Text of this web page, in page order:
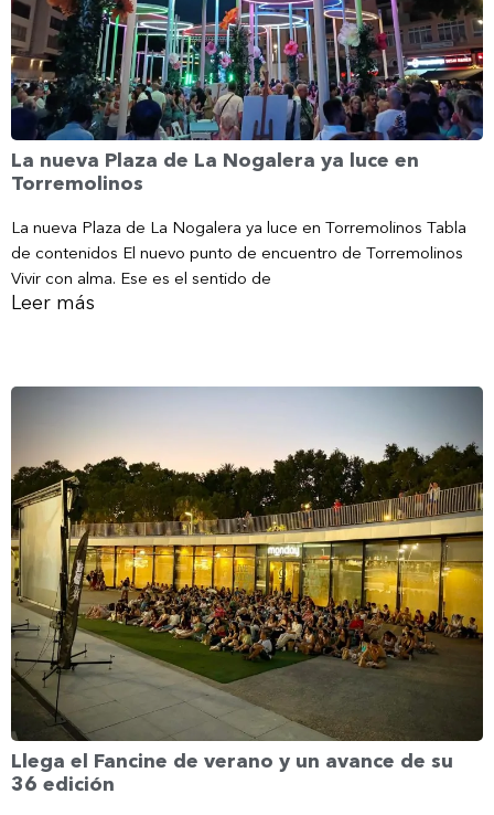
La nueva Plaza de La Nogalera ya luce en
Torremolinos
La nueva Plaza de La Nogalera ya luce en Torremolinos Tabla
de contenidos El nuevo punto de encuentro de Torremolinos
Vivir con alma. Ese es el sentido de
Leer más
Llega el Fancine de verano y un avance de su
36 edición